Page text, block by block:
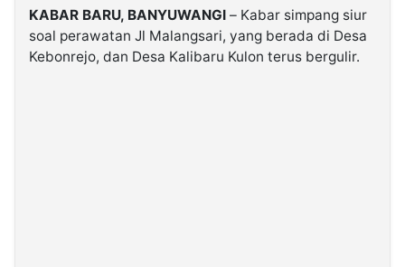
KABAR BARU, BANYUWANGI – Kabar simpang siur
soal perawatan Jl Malangsari, yang berada di Desa
Kebonrejo, dan Desa Kalibaru Kulon terus bergulir.